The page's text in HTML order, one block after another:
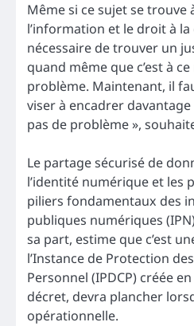
Même si ce sujet se trouve
l’information et le droit à
nécessaire de trouver un
quand même que c’est à
problème. Maintenant, il
viser à encadrer
pas de problème »,
Le partage sécurisé de
l’identité numérique et les
piliers fondamentaux des
publiques numériques
sa part, estime que c’est
l’Instance de Protection
Personnel (IPDCP) créée
décret, devra plancher
opérationnelle.